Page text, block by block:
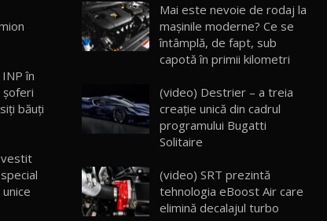
Noua Mazda CX-5 / Test Drive
AutoBlog.MD
14:37
16
facelift // AutoBlogMD
13:10
17
Lotus Eletre R / Test Drive AutoBlog.MD
Va fi modelul nr.1 BYD în Moldova? BYD
în
şoferi
băuţi
Mai este nevoie de rodaj la
mașinile moderne? Ce se
întâmplă, de fapt, sub
capotă în primii kilometri
(video) Destrier – a treia
creație unică din cadrul
programului Bugatti
Solitaire
(video) SRT prezintă
tehnologia eBoost Air care
elimină decalajul turbo